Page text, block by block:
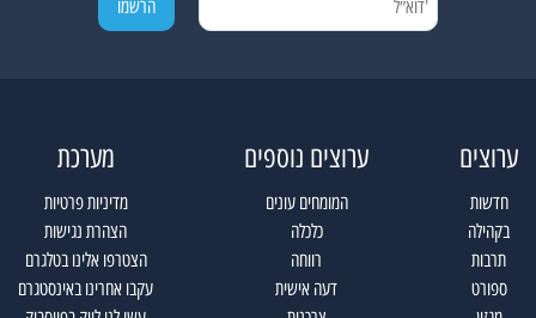
ערוצים
חדשות
בקהילה
תרבות
ספורט
ערוצים נוספים
המומחים עונים
כלכלה
רווחה
דעה אישית
מערכת
מדיניות פרטיות
הצהרת נגישות
הצטרפו אלינו בטלגרם
עקבו אחרינו באינסטגרם